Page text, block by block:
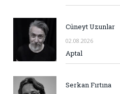
Cüneyt Uzunlar
02.08.2026
Aptal
Serkan Fırtına